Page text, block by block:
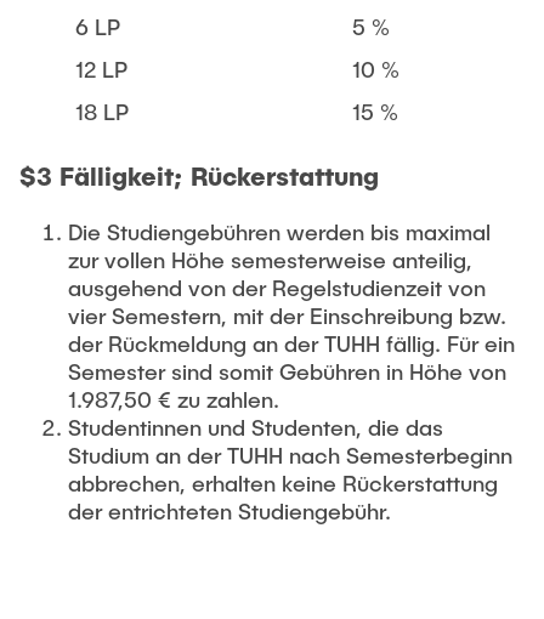
6 LP
5 %
12 LP
10 %
18 LP
15 %
$3 Fälligkeit; Rückerstattung
Die Studiengebühren werden bis maximal
zur vollen Höhe semesterweise anteilig,
ausgehend von der Regelstudienzeit von
vier Semestern, mit der Einschreibung bzw.
der Rückmeldung an der TUHH fällig. Für ein
Semester sind somit Gebühren in Höhe von
1.987,50 € zu zahlen.
Studentinnen und Studenten, die das
Studium an der TUHH nach Semesterbeginn
abbrechen, erhalten keine Rückerstattung
der entrichteten Studiengebühr.